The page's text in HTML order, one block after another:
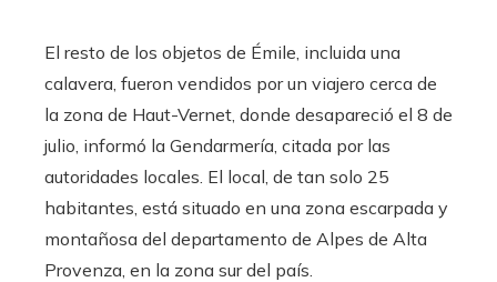
El resto de los objetos de Émile, incluida una
calavera, fueron vendidos por un viajero cerca de
la zona de Haut-Vernet, donde desapareció el 8 de
julio, informó la Gendarmería, citada por las
autoridades locales. El local, de tan solo 25
habitantes, está situado en una zona escarpada y
montañosa del departamento de Alpes de Alta
Provenza, en la zona sur del país.